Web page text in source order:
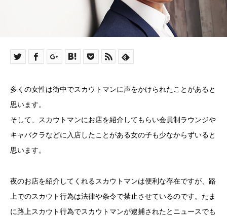
多くの女性は街中でスカウトマンに声をかけられたことがあると
思います。
そして、スカウトマンにお店を紹介してもらい会員制ラウンジや
キャバクラなどに入店したことがある女の子も少なからずいると
思います。
夜のお店を紹介してくれるスカウトマンは便利な存在ですが、路
上でのスカウト行為は法律や条令で禁止させているのです。たま
に路上スカウト行為でスカウトマンが逮捕されたとニュースでも